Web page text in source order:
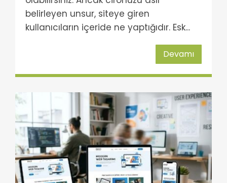
belirleyen unsur, siteye giren
kullanıcıların içeride ne yaptığıdır. Esk...
Devamı